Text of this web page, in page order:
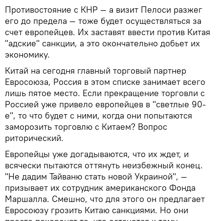
Противостояние с КНР — а визит Пелоси разжег
его до предела — тоже будет осуществляться за
счет европейцев. Их заставят ввести против Китая
"адские" санкции, а это окончательно добьет их
экономику.
Китай на сегодня главный торговый партнер
Евросоюза, Россия в этом списке занимает всего
лишь пятое место. Если прекращение торговли с
Россией уже привело европейцев в "светлые 90-
е", то что будет с ними, когда они попытаются
заморозить торговлю с Китаем? Вопрос
риторический.
Европейцы уже догадываются, что их ждет, и
всячески пытаются оттянуть неизбежный конец.
"Не дадим Тайваню стать новой Украиной", —
призывает их сотрудник американского Фонда
Маршалла. Смешно, что для этого он предлагает
Евросоюзу грозить Китаю санкциями. Но они